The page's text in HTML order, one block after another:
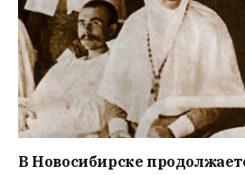
В Новосибирске